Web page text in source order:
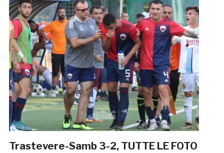
Trastevere-Samb 3-2, TUTTE LE FOTO